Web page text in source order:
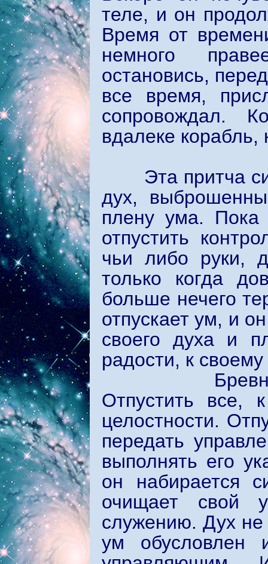
теле, и он
Время от
немного
остановись,
все время,
сопровождал.
вдалеке
Эта притча
дух,
плену ума. Пока
отпустить
чьи либо руки,
только когда
больше нечего
отпускает ум, и
своего духа и
радости, к
Бревно
Отпустить все,
целостности.
передать
выполнять его
он набирается
очищает свой
служению. Дух
ум обусловлен